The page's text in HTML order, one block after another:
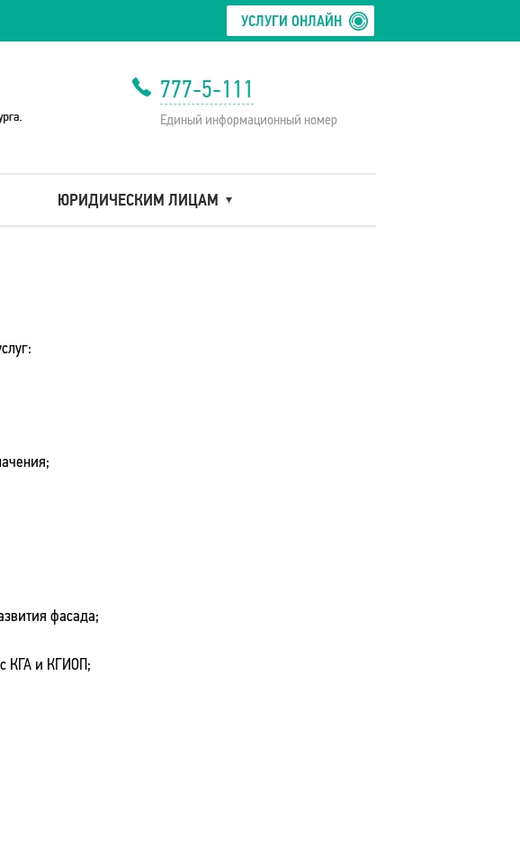
УСЛУГИ ОНЛАЙН
777-5-111
Единый информационный номер
ЮРИДИЧЕСКИМ ЛИЦАМ
фасада;
КГА и КГИОП;